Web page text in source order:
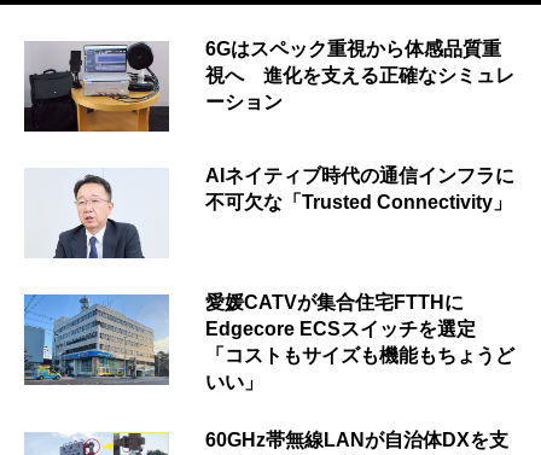
6Gはスペック重視から体感品質重
視へ 進化を支える正確なシミュレ
ーション
AIネイティブ時代の通信インフラに
不可欠な「Trusted Connectivity」
愛媛CATVが集合住宅FTTHに
Edgecore ECSスイッチを選定
「コストもサイズも機能もちょうど
いい」
60GHz帯無線LANが自治体DXを支